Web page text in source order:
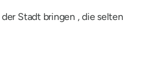
Stadt bringen , die selten